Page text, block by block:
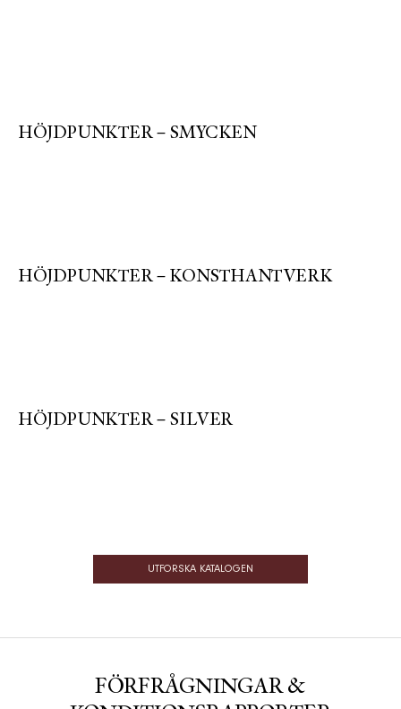
HÖJDPUNKTER – SMYCKEN
HÖJDPUNKTER – KONSTHANTVERK
HÖJDPUNKTER – SILVER
UTFORSKA KATALOGEN
FÖRFRÅGNINGAR &